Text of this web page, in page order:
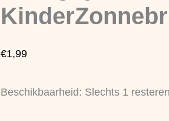
€1,99
Beschikbaarheid: Slechts 1